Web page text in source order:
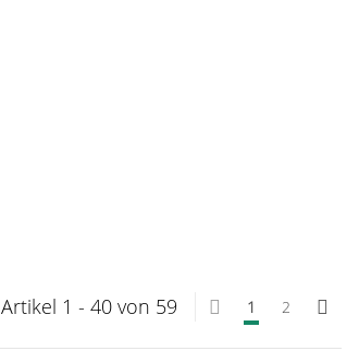
Artikel 1 - 40 von 59 1 2